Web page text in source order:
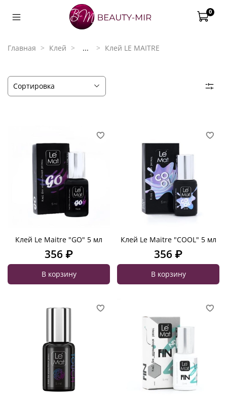
0
Главная Клей ... Клей LE MAITRE
Клей Le Maitre "GO" 5 мл
356 ₽
В корзину
Клей Le Maitre "COOL" 5 мл
356 ₽
В корзину